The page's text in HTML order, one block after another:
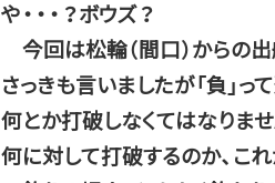
や・・・？ボウズ？
今回は松輪（間口）からの
さっきも言いましたが「負」っ
何とか打破しなくてはなりませ
何に対して打破するのか、これ